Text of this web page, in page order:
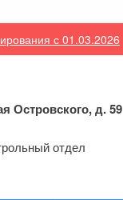
с 01.03.2026
Островского, д. 59
отдел